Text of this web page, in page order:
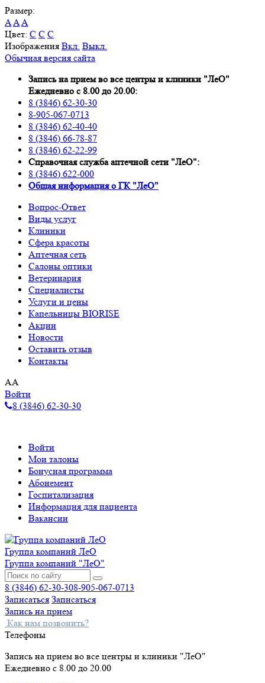
Размер:
AAA
Цвет: C C C
Изображения Вкл. Выкл.
Обычная версия сайта
Запись на прием во все центры и клиники "ЛеО"
Ежедневно с 8.00 до 20.00:
8 (3846) 62-30-30
8-905-067-0713
8 (3846) 62-40-40
8 (3846) 66-78-87
8 (3846) 62-22-99
Справочная служба аптечной сети "ЛеО":
8 (3846) 622-000
Oбщая информация о ГК "ЛеО"
Вопрос-Ответ
Виды услуг
Клиники
Сфера красоты
Аптечная сеть
Салоны оптики
Ветеринария
Специалисты
Услуги и цены
Капельницы BIORISE
Акции
Новости
Оставить отзыв
Контакты
AA
Войти
8 (3846) 62-30-30
Войти
Мои талоны
Бонусная программа
Абонемент
Госпитализация
Информация для пациента
Вакансии
Группа компаний ЛеО
Группа компаний "ЛеО"
8 (3846) 62-30-308-905-067-0713
Записаться Записаться
Запись на прием
Как нам позвонить?
Телефоны
Запись на прием во все центры и клиники "ЛеО"
Ежедневно с 8.00 до 20.00